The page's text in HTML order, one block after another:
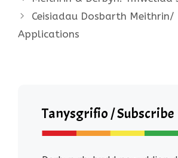
Ceisiadau Dosbarth Meithrin/
Applications
Tanysgrifio / Subscribe